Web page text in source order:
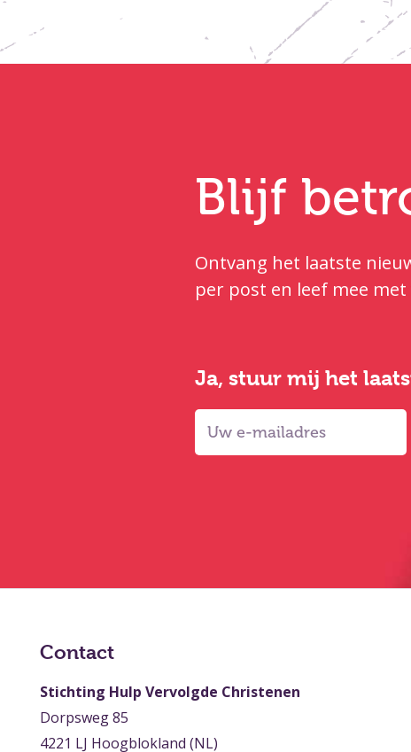
Blijf
Ontvang het laatste
per post en leef mee
Ja, stuur mij het
Contact
Stichting Hulp Vervolgde Christenen
Dorpsweg 85
4221 LJ Hoogblokland (NL)